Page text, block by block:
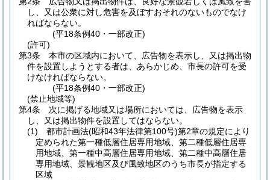
し、又は公衆に対し危害を及ぼすおそれのないものでなけ
ればならない。
(平18条例40・一部改正)
(許可)
第3条
本市の区域内において、広告物を表示し、又は掲出物
件を設置しようとする者は、あらかじめ、市長の許可を受
けなければならない。
(平18条例40・一部改正)
(禁止地域等)
第4条
次に掲げる地域又は場所においては、広告物を表示
し、又は掲出物件を設置してはならない。
(1)
都市計画法(昭和43年法律第100号)第2章の規定により
定められた第一種低層住居専用地域、第二種低層住居専
用地域、第一種中高層住居専用地域、第二種中高層住居
専用地域、景観地区及び風致地区のうち市長が指定する
区域